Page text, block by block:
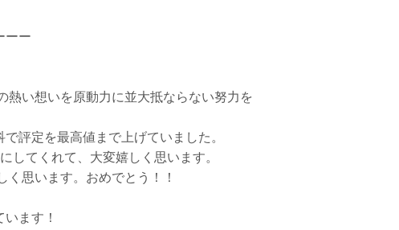
ーー
熱い想いを原動力に並大抵ならない努力を
評定を最高値まで上げていました。
してくれて、大変嬉しく思います。
く思います。おめでとう！！
ます！